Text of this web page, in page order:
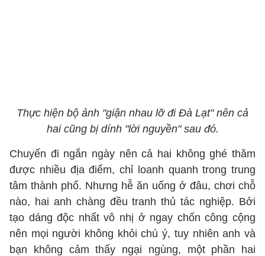
Thực hiện bộ ảnh "giận nhau lỡ đi Đà Lạt" nên cả
hai cũng bị dính "lời nguyền" sau đó.
Chuyến đi ngắn ngày nên cả hai không ghé thăm
được nhiều địa điểm, chỉ loanh quanh trong trung
tâm thành phố. Nhưng hễ ăn uống ở đâu, chơi chỗ
nào, hai anh chàng đều tranh thủ tác nghiệp. Bởi
tạo dáng độc nhất vô nhị ở ngay chốn công cộng
nên mọi người không khỏi chú ý, tuy nhiên anh và
bạn không cảm thấy ngại ngùng, một phần hai